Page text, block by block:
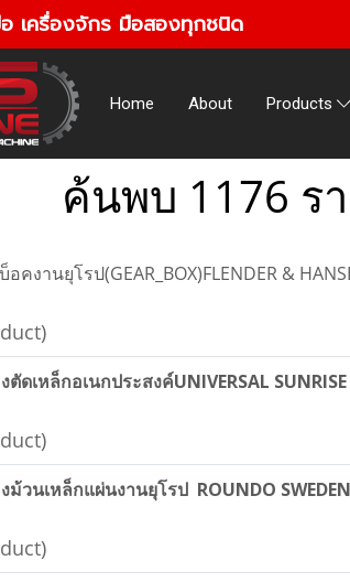
เครื่องจักร มือสองทุกชนิด
Home About Products
ค้นพบ 1176 ร
อคงานยุโรป(GEAR_BOX)FLENDER &
ตัดเหล็กอเนกประสงค์UNIVERSAL
งม้วนเหล็กแผ่นงานยุโรป ROUNDO